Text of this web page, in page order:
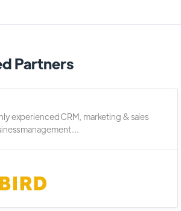
Partners
experienced CRM, marketing & sales
management ...